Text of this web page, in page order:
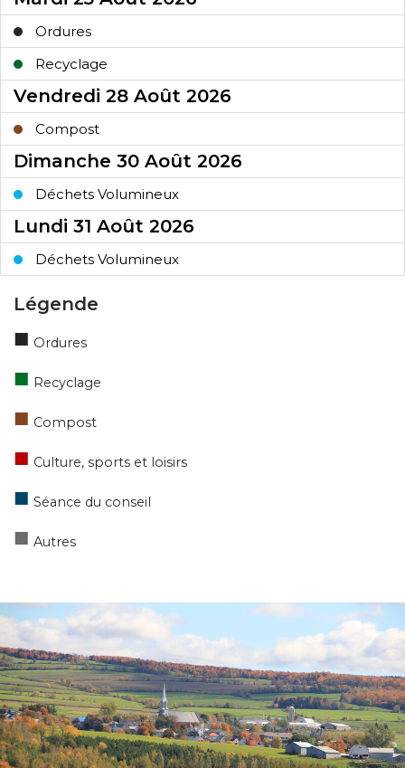
Légende
■ Ordures
■ Recyclage
■ Compost
■ Culture, sports et loisirs
■ Séance du conseil
■ Autres